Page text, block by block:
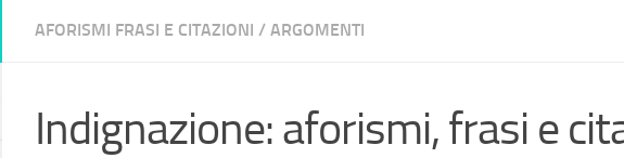
AFORISMI FRASI E CITAZIONI / ARGOMENTI
Indignazione: aforismi, frasi e